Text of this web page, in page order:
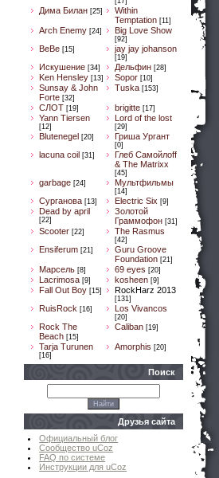
Дима Билан [25]
Within
Temptation [11]
Arch Enemy [24] Big Love Show
[92]
BeBe [15] jay jay johanson
[19]
Искушение [34] Дельфин [28]
Ken Hensley [13] Sopor [10]
Sunsay & John
Forte [32]
Tuska [153]
CЛОТ [19] brigitte [17]
Yann Tiersen
[12]
Lord of the lost
[29]
Blutenegel [20] Гриша Ургант
[0]
lacuna coil [31]
Глеб Самойлоff
& The Matrixx
[45]
garbage [24] Мультфильмы
[14]
Сурганова [13] Electric Six [9]
Dead by april
[22]
Золотой
Граммофон [31]
Scooter [22] The Rasmus
[42]
Ensiferum [21]
Guru Groove
Foundation [21]
Марсель [8] 69 eyes [20]
Lacrimosa [9] kosheen [9]
Fall Out Boy [15] RockHarz 2013
[131]
RuisRock [16] Los Vivancos
[20]
Rock The
Beach [15]
Caliban [19]
Tarja Turunen
[16]
Amorphis [20]
Поиск
Друзья сайта
Официальный блог
Сообщество uCoz
FAQ по системе
Инструкции для uCoz